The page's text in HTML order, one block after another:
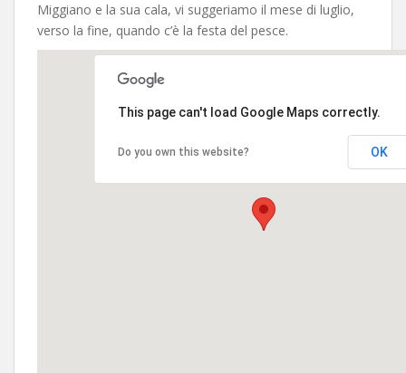
Miggiano e la sua cala, vi suggeriamo il mese di luglio,
verso la fine, quando c’è la festa del pesce.
This page can't load Google Maps correctly.
Do you own this website? OK